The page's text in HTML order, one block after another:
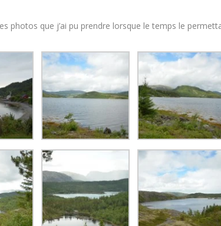
photos que j’ai pu prendre lorsque le temps le